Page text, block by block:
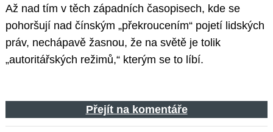
Až nad tím v těch západních časopisech, kde se
pohoršují nad čínským „překroucením“ pojetí lidských
práv, nechápavě žasnou, že na světě je tolik
„autoritářských režimů,“ kterým se to líbí.
Přejít na komentáře